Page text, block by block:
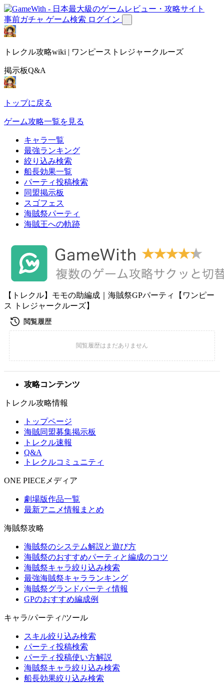
事前ガチャ ゲーム検索 ログイン
トレクル攻略wiki | ワンピーストレジャークルーズ
掲示板Q&A
トップに戻る
ゲーム攻略一覧を見る
キャラ一覧
最強ランキング
絞り込み検索
船長効果一覧
パーティ投稿検索
同盟掲示板
スゴフェス
海賊祭パーティ
海賊王への軌跡
【トレクル】モモの助編成｜海賊祭GPパーティ【ワンピー
ス トレジャークルーズ】
攻略コンテンツ
トレクル攻略情報
トップページ
海賊同盟募集掲示板
トレクル速報
Q&A
トレクルコミュニティ
ONE PIECEメディア
劇場版作品一覧
最新アニメ情報まとめ
海賊祭攻略
海賊祭のシステム解説と遊び方
海賊祭のおすすめパーティと編成のコツ
海賊祭キャラ絞り込み検索
最強海賊祭キャラランキング
海賊祭グランドパーティ情報
GPのおすすめ編成例
キャラ/パーティ/ツール
スキル絞り込み検索
パーティ投稿検索
パーティ投稿使い方解説
海賊祭キャラ絞り込み検索
船長効果絞り込み検索